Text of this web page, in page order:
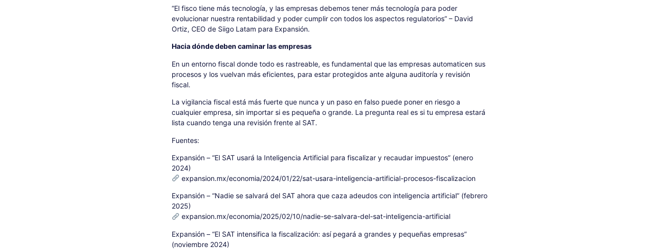
“El fisco tiene más tecnología, y las empresas debemos tener más tecnología para poder
evolucionar nuestra rentabilidad y poder cumplir con todos los aspectos regulatorios” – David
Ortiz, CEO de Siigo Latam para Expansión.
Hacia dónde deben caminar las empresas
En un entorno fiscal donde todo es rastreable, es fundamental que las empresas automaticen sus
procesos y los vuelvan más eficientes, para estar protegidos ante alguna auditoría y revisión
fiscal.
La vigilancia fiscal está más fuerte que nunca y un paso en falso puede poner en riesgo a
cualquier empresa, sin importar si es pequeña o grande. La pregunta real es si tu empresa estará
lista cuando tenga una revisión frente al SAT.
Fuentes:
Expansión – “El SAT usará la Inteligencia Artificial para fiscalizar y recaudar impuestos” (enero
2024)
expansion.mx/economia/2024/01/22/sat-usara-inteligencia-artificial-procesos-fiscalizacion
Expansión – “Nadie se salvará del SAT ahora que caza adeudos con inteligencia artificial” (febrero
2025)
expansion.mx/economia/2025/02/10/nadie-se-salvara-del-sat-inteligencia-artificial
Expansión – “El SAT intensifica la fiscalización: así pegará a grandes y pequeñas empresas”
(noviembre 2024)